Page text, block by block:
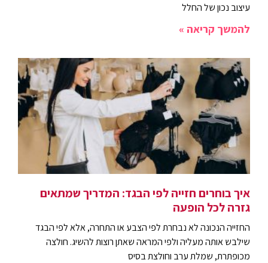
עיצוב נכון של החלל
להמשך קריאה »
איך בוחרים חזייה לפי הבגד: המדריך שמתאים
גזרה לכל הופעה
החזייה הנכונה לא נבחרת לפי הצבע או התחרה, אלא לפי הבגד
שילבש אותה מעליה ולפי המראה שאתן רוצות להשיג. חולצה
מכופתרת, שמלת ערב וחולצת בסיס